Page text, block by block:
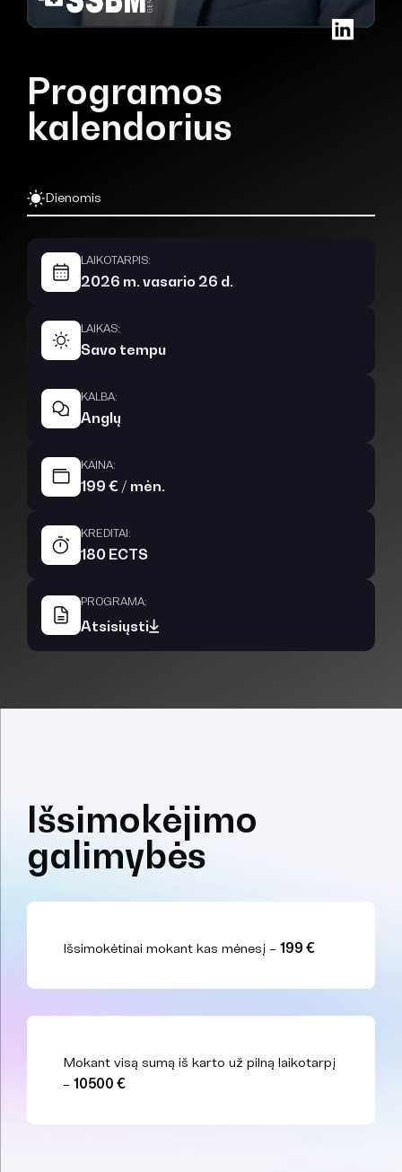
Programos
kalendorius
Dienomis
LAIKOTARPIS:
2026 m. vasario 26 d.
LAIKAS:
Savo tempu
KALBA:
Anglų
KAINA:
199 € / mėn.
KREDITAI:
180 ECTS
PROGRAMA:
Atsisiųsti
Išsimokėjimo
galimybės
Išsimokėtinai mokant kas mėnesį – 199 €
Mokant visą sumą iš karto už pilną laikotarpį
– 10500 €